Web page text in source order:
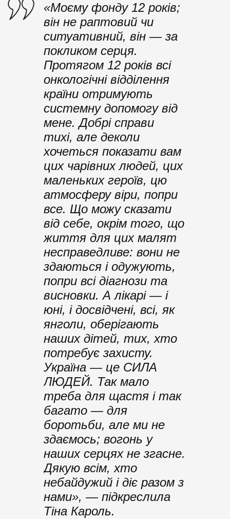
«Моєму фонду 12 років;
він не раптовий чи
ситуативний, він — за
покликом серця.
Протягом 12 років всі
онкологічні відділення
країни отримують
системну допомогу від
мене. Добрі справи
тихі, але деколи
хочеться показати вам
цих чарівних людей, цих
маленьких героїв, цю
атмосферу віри, попри
все. Що можу сказати
від себе, окрім того, що
життя для цих малят
несправедливе: вони не
здаються і одужують,
попри всі діагнози та
висновки. А лікарі — і
юні, і досвідчені, всі, як
янголи, оберігають
наших дітей, тих, хто
потребує захисту.
Україна — це СИЛА
ЛЮДЕЙ. Так мало
треба для щастя і так
багато — для
боротьби, але ми не
здаємось; вогонь у
наших серцях не згасне.
Дякую всім, хто
небайдужий і діє разом з
нами», — підкреслила
Тіна Кароль.